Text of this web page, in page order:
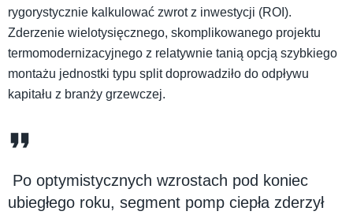
rygorystycznie kalkulować zwrot z inwestycji (ROI).
Zderzenie wielotysięcznego, skomplikowanego projektu
termomodernizacyjnego z relatywnie tanią opcją szybkiego
montażu jednostki typu split doprowadziło do odpływu
kapitału z branży grzewczej.
Po optymistycznych wzrostach pod koniec
ubiegłego roku, segment pomp ciepła zderzył